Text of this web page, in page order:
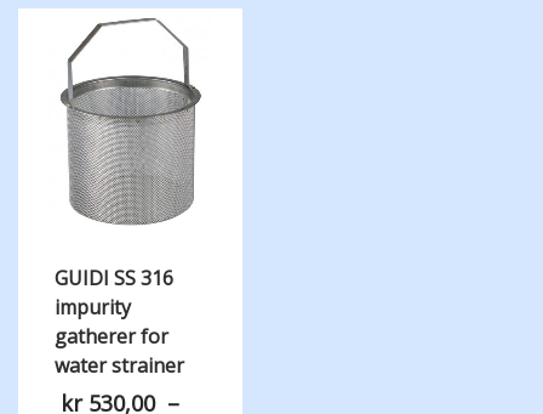
GUIDI SS 316
impurity
gatherer for
water strainer
kr530,00 –